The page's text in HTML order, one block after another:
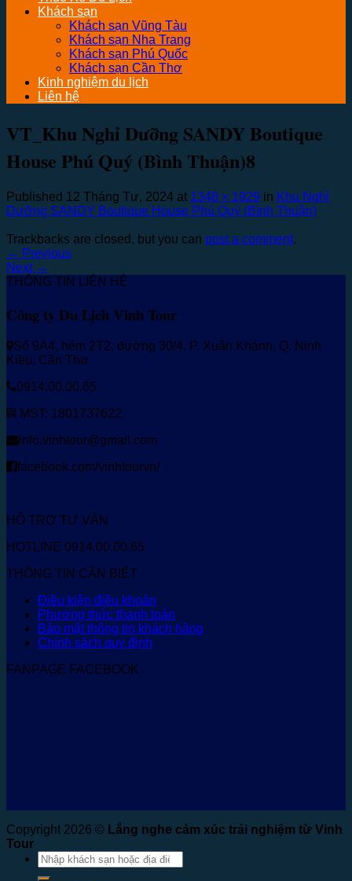
Khách sạn
Khách sạn Vũng Tàu
Khách sạn Nha Trang
Khách sạn Phú Quốc
Khách sạn Cần Thơ
Kinh nghiệm du lịch
Liên hệ
VT_Khu Nghỉ Dưỡng SANDY Boutique
House Phú Quý (Bình Thuận)8
Published 12 Tháng Tư, 2024 at 1348 × 1929 in Khu Nghỉ
Dưỡng SANDY Boutique House Phú Quý (Bình Thuận)
Trackbacks are closed, but you can post a comment.
← Previous
Next →
THÔNG TIN LIÊN HỆ
Công ty Du Lịch Vinh Tour
Số 9A4, hẻm 2T2, đường 30/4, P. Xuân Khánh, Q. Ninh
Kiều, Cần Thơ
0914.00.00.65
MST: 1801737622
info.vinhtour@gmail.com
facebook.com/vinhtourvn/
HỖ TRỢ TƯ VẤN
HOTLINE 0914.00.00.65
THÔNG TIN CẦN BIẾT
Điều kiện điều khoản
Phương thức thanh toán
Bảo mật thông tin khách hàng
Chính sách quy định
FANPAGE FACEBOOK
Copyright 2026 © Lắng nghe cảm xúc trải nghiệm từ Vinh
Tour
Tìm
kiếm: